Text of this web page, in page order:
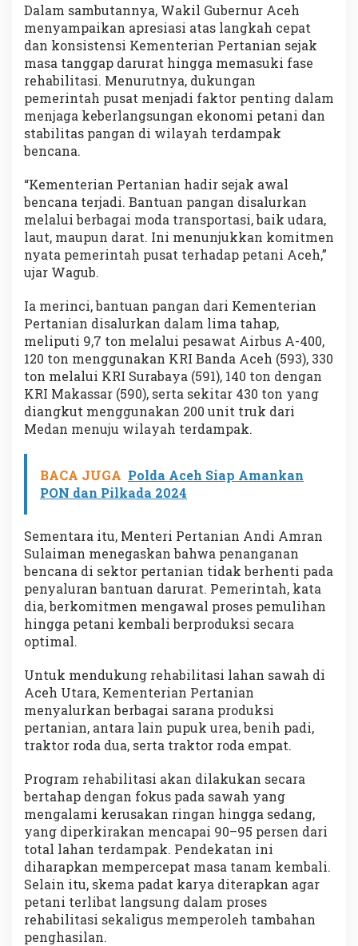
Dalam sambutannya, Wakil Gubernur Aceh
menyampaikan apresiasi atas langkah cepat
dan konsistensi Kementerian Pertanian sejak
masa tanggap darurat hingga memasuki fase
rehabilitasi. Menurutnya, dukungan
pemerintah pusat menjadi faktor penting dalam
menjaga keberlangsungan ekonomi petani dan
stabilitas pangan di wilayah terdampak
bencana.
“Kementerian Pertanian hadir sejak awal
bencana terjadi. Bantuan pangan disalurkan
melalui berbagai moda transportasi, baik udara,
laut, maupun darat. Ini menunjukkan komitmen
nyata pemerintah pusat terhadap petani Aceh,”
ujar Wagub.
Ia merinci, bantuan pangan dari Kementerian
Pertanian disalurkan dalam lima tahap,
meliputi 9,7 ton melalui pesawat Airbus A-400,
120 ton menggunakan KRI Banda Aceh (593), 330
ton melalui KRI Surabaya (591), 140 ton dengan
KRI Makassar (590), serta sekitar 430 ton yang
diangkut menggunakan 200 unit truk dari
Medan menuju wilayah terdampak.
BACA JUGA Polda Aceh Siap Amankan
PON dan Pilkada 2024
Sementara itu, Menteri Pertanian Andi Amran
Sulaiman menegaskan bahwa penanganan
bencana di sektor pertanian tidak berhenti pada
penyaluran bantuan darurat. Pemerintah, kata
dia, berkomitmen mengawal proses pemulihan
hingga petani kembali berproduksi secara
optimal.
Untuk mendukung rehabilitasi lahan sawah di
Aceh Utara, Kementerian Pertanian
menyalurkan berbagai sarana produksi
pertanian, antara lain pupuk urea, benih padi,
traktor roda dua, serta traktor roda empat.
Program rehabilitasi akan dilakukan secara
bertahap dengan fokus pada sawah yang
mengalami kerusakan ringan hingga sedang,
yang diperkirakan mencapai 90–95 persen dari
total lahan terdampak. Pendekatan ini
diharapkan mempercepat masa tanam kembali.
Selain itu, skema padat karya diterapkan agar
petani terlibat langsung dalam proses
rehabilitasi sekaligus memperoleh tambahan
penghasilan.